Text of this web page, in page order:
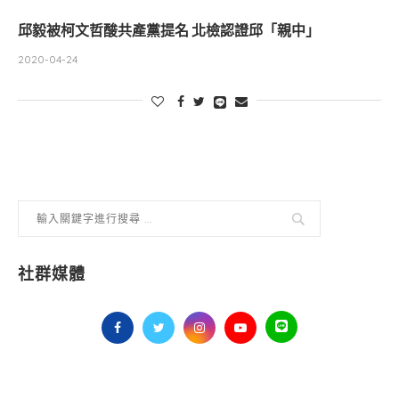
邱毅被柯文哲酸共產黨提名 北檢認證邱「親中」
2020-04-24
社群媒體